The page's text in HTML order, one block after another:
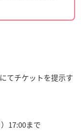
てチケットを提示す
17:00まで